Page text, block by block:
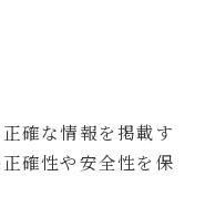
確な情報を掲載す
確性や安全性を保